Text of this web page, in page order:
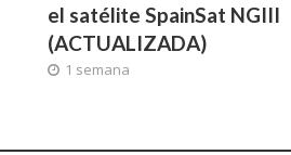
el satélite SpainSat NGIII
(ACTUALIZADA)
1 semana